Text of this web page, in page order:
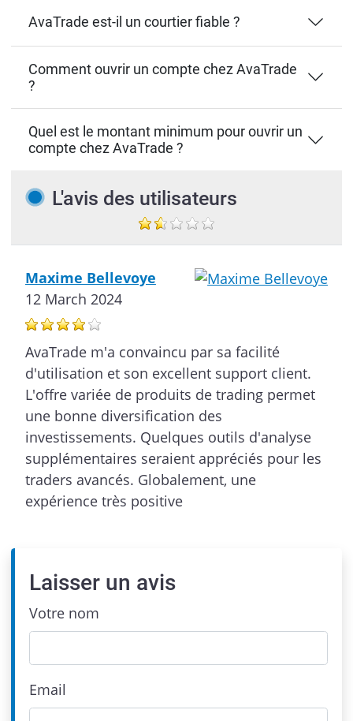
AvaTrade est-il un courtier fiable ?
Comment ouvrir un compte chez AvaTrade
?
Quel est le montant minimum pour ouvrir un
compte chez AvaTrade ?
L'avis des utilisateurs
Maxime Bellevoye
12 March 2024
AvaTrade m'a convaincu par sa facilité
d'utilisation et son excellent support client.
L'offre variée de produits de trading permet
une bonne diversification des
investissements. Quelques outils d'analyse
supplémentaires seraient appréciés pour les
traders avancés. Globalement, une
expérience très positive
Laisser un avis
Votre nom
Email